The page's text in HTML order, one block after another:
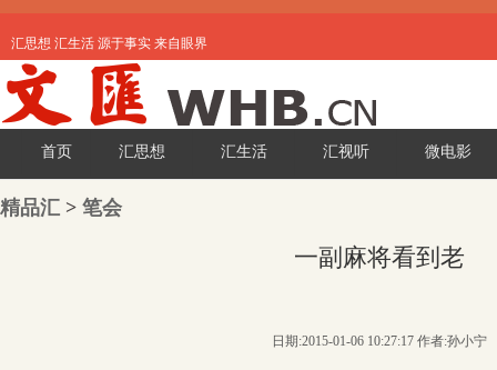
汇思想 汇生活 源于事实 来自眼界
首页 汇思想 汇生活 汇视听 微电影
精品汇 > 笔会
一副麻将看到老
日期:2015-01-06 10:27:17 作者:孙小宁